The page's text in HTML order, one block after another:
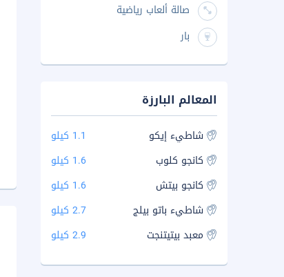
صالة ألعاب رياضية
بار
المعالم البارزة
شاطيء إيكو
1.1 كيلو
كانجو كلوب
1.6 كيلو
كانجو بيتش
1.6 كيلو
شاطيء باتو بيلج
2.7 كيلو
معبد بيتيتنجت
2.9 كيلو